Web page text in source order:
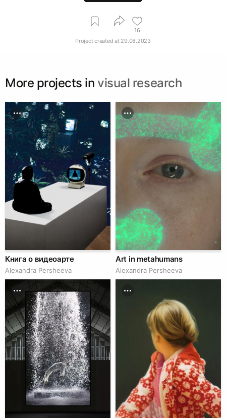
16
Project created at 29.08.2023
More projects in visual research
Книга о видеоарте
Alexandra Persheeva
Art in metahumans
Alexandra Persheeva